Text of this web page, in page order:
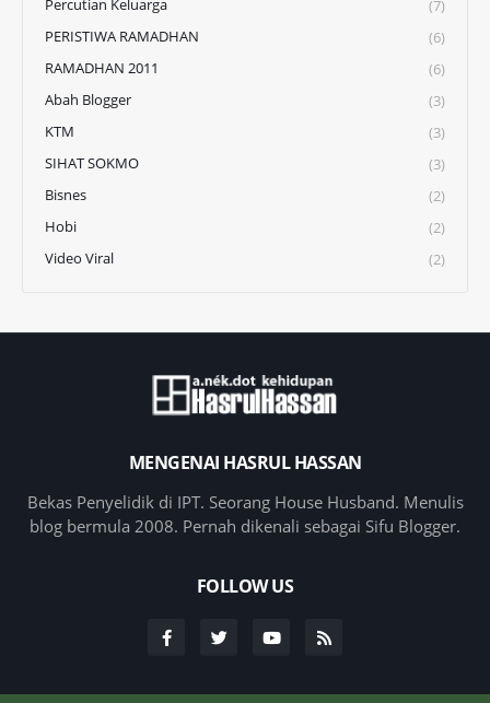
Percutian Keluarga
(7)
PERISTIWA RAMADHAN
(6)
RAMADHAN 2011
(6)
Abah Blogger
(3)
KTM
(3)
SIHAT SOKMO
(3)
Bisnes
(2)
Hobi
(2)
Video Viral
(2)
MENGENAI HASRUL HASSAN
Bekas Penyelidik di IPT. Seorang House Husband. Menulis
blog bermula 2008. Pernah dikenali sebagai Sifu Blogger.
FOLLOW US